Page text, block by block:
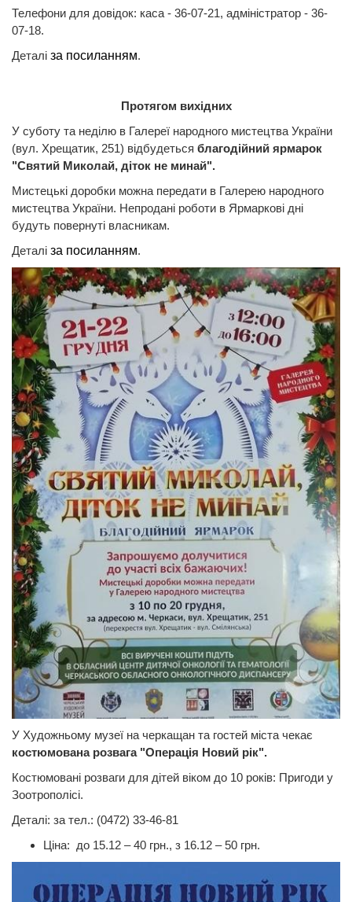
Телефони для довідок: каса - 36-07-21, адміністратор - 36-
07-18.
Деталі за посиланням.
Протягом вихідних
У суботу та неділю в Галереї народного мистецтва України
(вул. Хрещатик, 251) відбудеться благодійний ярмарок
"Святий Миколай, діток не минай".
Мистецькі доробки можна передати в Галерею народного
мистецтва України. Непродані роботи в Ярмаркові дні
будуть повернуті власникам.
Деталі за посиланням.
У Художньому музеї на черкащан та гостей міста чекає
костюмована розвага "Операція Новий рік".
Костюмовані розваги для дітей віком до 10 років: Пригоди у
Зоотрополісі.
Деталі: за тел.: (0472) 33-46-81
Ціна: до 15.12 – 40 грн., з 16.12 – 50 грн.